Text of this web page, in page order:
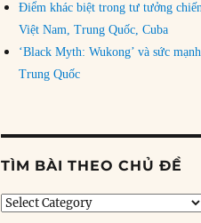
Điểm khác biệt trong tư tưởng
Việt Nam, Trung Quốc, Cuba
‘Black Myth: Wukong’ và sức
Trung Quốc
TÌM BÀI THEO CHỦ ĐỀ
Tìm